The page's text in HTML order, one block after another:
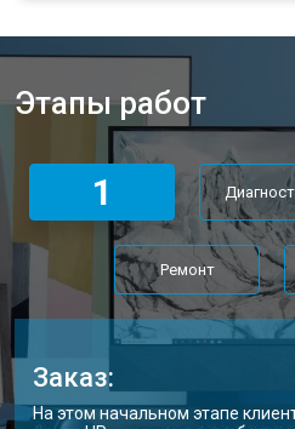
Этапы работ
1
Ремонт
Заказ:
На этом начальном этапе